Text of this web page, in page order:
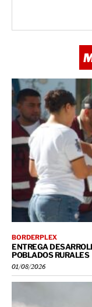
BORDERPLEX
ENTREGA
POBLADOS RURALES
01/08/2026